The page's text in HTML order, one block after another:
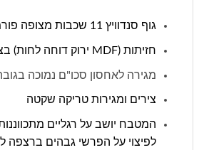
גוף סנדוויץ 11 שכבות מצופה פורמייקה 2 כיוונים
חזיתות (MDF ירוק דוחה לחות) בצבע לבחירה
מגירה לאחסון סכו"ם נמוכה בגובה 18
צירים ומגירות טריקה שקטה
לפיצוי על הפרשי גבהים ברצפה